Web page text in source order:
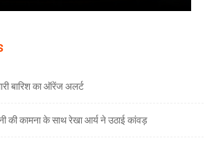
बारिश का ऑरेंज अलर्ट
की कामना के साथ रेखा आर्य ने उठाई कांवड़